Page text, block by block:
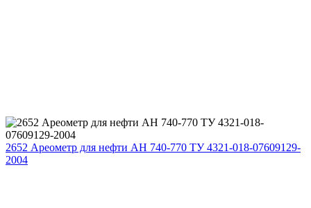
2652 Ареометр для нефти АН 740-770 ТУ 4321-018-07609129-
2004